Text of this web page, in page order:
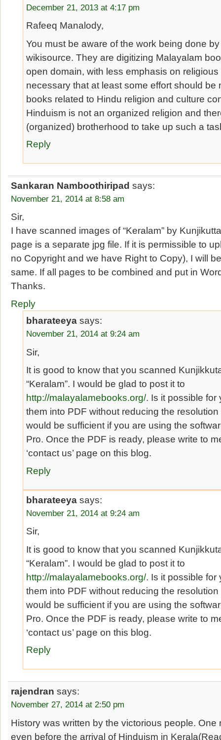
December 21, 2013 at 4:17 pm
Rafeeq Manalody,
You must be aware of the work being done
wikisource. They are digitizing Malayalam
open domain, with less emphasis on
necessary that at least some effort should be
books related to Hindu religion and culture
Hinduism is not an organized religion and
(organized) brotherhood to take up such a
Reply
Sankaran Namboothiripad says:
November 21, 2014 at 8:58 am
Sir,
I have scanned images of “Keralam” by
page is a separate jpg file. If it is permissible to
no Copyright and we have Right to Copy), I will
same. If all pages to be combined and put in
Thanks.
Reply
bharateeya says:
November 21, 2014 at 9:24 am
Sir,
It is good to know that you scanned
“Keralam”. I would be glad to post it to
http://malayalamebooks.org/. Is it possible for
them into PDF without reducing the
would be sufficient if you are using the
Pro. Once the PDF is ready, please write to
‘contact us’ page on this blog.
Reply
bharateeya says:
November 21, 2014 at 9:24 am
Sir,
It is good to know that you scanned
“Keralam”. I would be glad to post it to
http://malayalamebooks.org/. Is it possible for
them into PDF without reducing the
would be sufficient if you are using the
Pro. Once the PDF is ready, please write to
‘contact us’ page on this blog.
Reply
rajendran says:
November 27, 2014 at 2:50 pm
History was written by the victorious people. One
even before the arrival of Hinduism in